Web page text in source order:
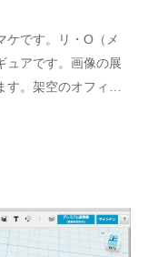
ケです。リ・O（メ
ュアです。画像の展
す。架空のオフィ…